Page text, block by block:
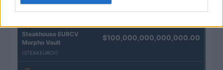
(KBTC)
Steakhouse EURCV
Morpho Vault
(STEAKEURCV)
$100,000,000,000,000.00